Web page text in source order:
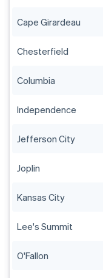
Cape Girardeau
Chesterfield
Columbia
Independence
Jefferson City
Joplin
Kansas City
Lee's Summit
O'Fallon